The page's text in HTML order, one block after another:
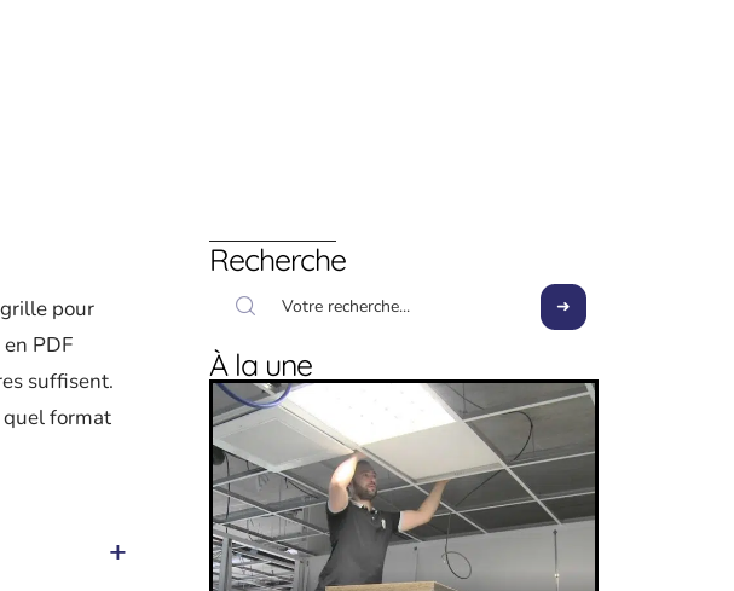
pour
en PDF
suffisent.
quel format
Recherche
À la une